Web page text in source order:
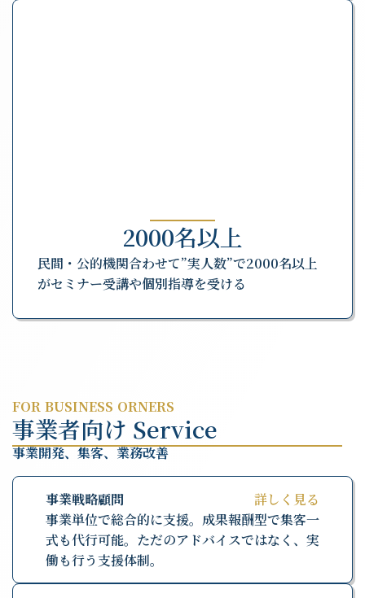
2000名以上
民間・公的機関合わせて”実人数”で2000名以上
がセミナー受講や個別指導を受ける
FOR BUSINESS ORNERS
事業者向け Service
事業開発、集客、業務改善
事業戦略顧問
詳しく見る
事業単位で総合的に支援。成果報酬型で集客一
式も代行可能。ただのアドバイスではなく、実
働も行う支援体制。